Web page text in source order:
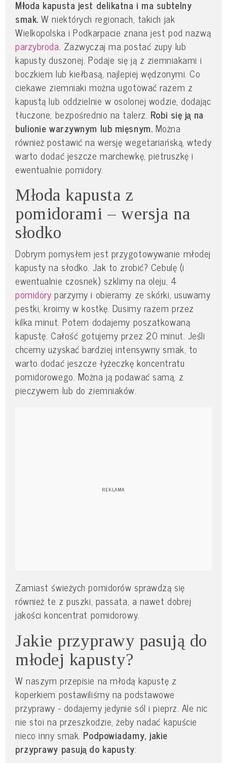
Młoda kapusta jest delikatna i ma subtelny
smak. W niektórych regionach, takich jak
Wielkopolska i Podkarpacie znana jest pod nazwą
parzybroda. Zazwyczaj ma postać zupy lub
kapusty duszonej. Podaje się ją z ziemniakami i
boczkiem lub kiełbasą, najlepiej wędzonymi. Co
ciekawe ziemniaki można ugotować razem z
kapustą lub oddzielnie w osolonej wodzie, dodając
tłuczone, bezpośrednio na talerz. Robi się ją na
bulionie warzywnym lub mięsnym. Można
również postawić na wersję wegetariańską, wtedy
warto dodać jeszcze marchewkę, pietruszkę i
ewentualnie pomidory.
Młoda kapusta z
pomidorami – wersja na
słodko
Dobrym pomysłem jest przygotowywanie młodej
kapusty na słodko. Jak to zrobić? Cebulę (i
ewentualnie czosnek) szklimy na oleju, 4
pomidory parzymy i obieramy ze skórki, usuwamy
pestki, kroimy w kostkę. Dusimy razem przez
kilka minut. Potem dodajemy poszatkowaną
kapustę. Całość gotujemy przez 20 minut. Jeśli
chcemy uzyskać bardziej intensywny smak, to
warto dodać jeszcze łyżeczkę koncentratu
pomidorowego. Można ją podawać samą, z
pieczywem lub do ziemniaków.
Zamiast świeżych pomidorów sprawdzą się
również te z puszki, passata, a nawet dobrej
jakości koncentrat pomidorowy.
Jakie przyprawy pasują do
młodej kapusty?
W naszym przepisie na młodą kapustę z
koperkiem postawiliśmy na podstawowe
przyprawy - dodajemy jedynie sól i pieprz. Ale nic
nie stoi na przeszkodzie, żeby nadać kapuście
nieco inny smak. Podpowiadamy, jakie
przyprawy pasują do kapusty: